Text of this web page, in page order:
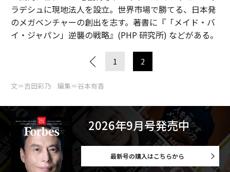
ラデシュに現地法人を設立。世界市場で勝てる、日本発
のメガベンチャーの創出を志す。著書に『「メイド・バ
イ・ジャパン」逆襲の戦略』(PHP 研究所) などがある。
1 2
文＝吉田彩乃 編集＝谷本有香
2026年9月号発売中
最新号の購入はこちらから